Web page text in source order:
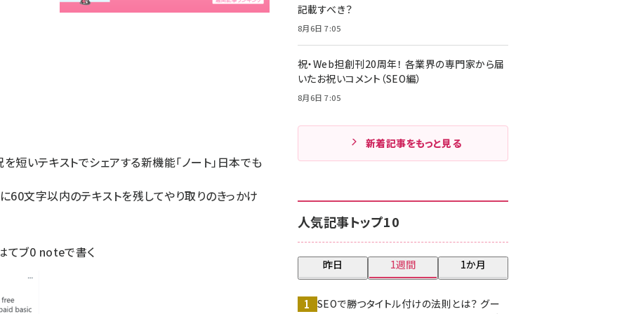
短いテキストでシェアする新機能「ノート」日本でも
60文字以内のテキストを残してやり取りのきっかけ
てブ0 noteで書く
記載すべき？
8月6日 7:05
祝・Web担創刊20周年！ 各業界の専門家から届
いたお祝いコメント（SEO編）
8月6日 7:05
新着記事をもっと見る
人気記事トップ10
昨日 1週間 1か月
SEOで勝つタイトル付けの法則とは？ グー